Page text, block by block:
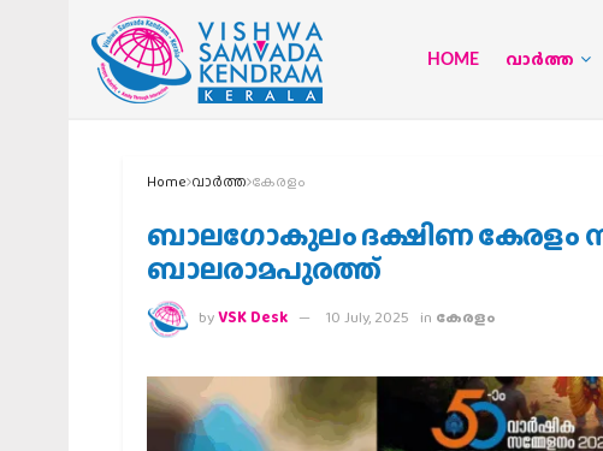
HOME വാര്‍ത്ത
Home വാര്‍ത്ത കേരളം
ബാലഗോകുലം ദക്ഷിണ കേരളം
ബാലരാമപുരത്ത്
byVSK Desk 10 July, 2025 in കേരളം